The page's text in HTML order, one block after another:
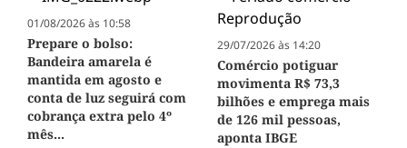
01/08/2026 às 10:58
Prepare o bolso:
Bandeira amarela é
mantida em agosto e
conta de luz seguirá com
cobrança extra pelo 4º
mês...
29/07/2026 às 14:20
Comércio potiguar
movimenta R$ 73,3
bilhões e emprega mais
de 126 mil pessoas,
aponta IBGE